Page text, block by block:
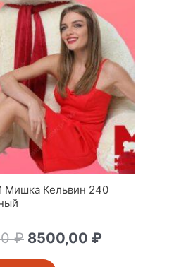
Кельвин 240
₽ 8500,00 ₽